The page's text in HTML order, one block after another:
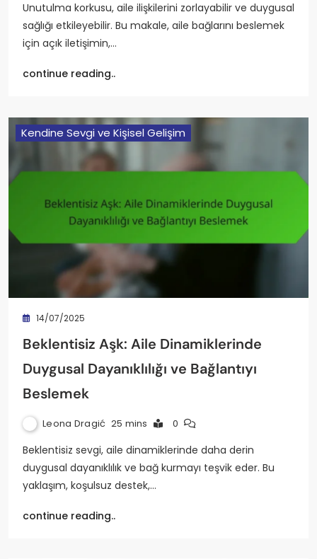
Unutulma korkusu, aile ilişkilerini zorlayabilir ve duygusal
sağlığı etkileyebilir. Bu makale, aile bağlarını beslemek
için açık iletişimin,…
continue reading..
Kendine Sevgi ve Kişisel Gelişim
14/07/2025
Beklentisiz Aşk: Aile Dinamiklerinde
Duygusal Dayanıklılığı ve Bağlantıyı
Beslemek
Leona Dragić 25 mins 0
Beklentisiz sevgi, aile dinamiklerinde daha derin
duygusal dayanıklılık ve bağ kurmayı teşvik eder. Bu
yaklaşım, koşulsuz destek,…
continue reading..